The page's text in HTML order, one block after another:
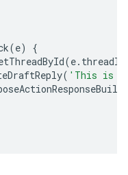
(e)
{
(e. threadId
( 'This is